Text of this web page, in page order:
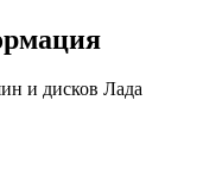
и дисков Лада